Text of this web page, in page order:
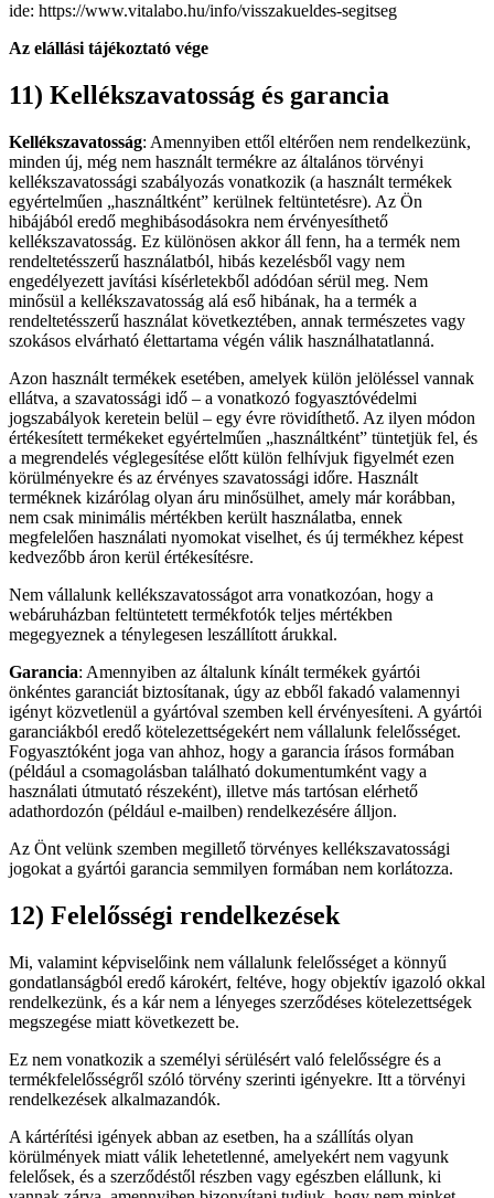
ide: https://www.vitalabo.hu/info/visszakueldes-segitseg
Az elállási tájékoztató vége
11) Kellékszavatosság és garancia
Kellékszavatosság: Amennyiben ettől eltérően nem rendelkezünk,
minden új, még nem használt termékre az általános törvényi
kellékszavatossági szabályozás vonatkozik (a használt termékek
egyértelműen „használtként” kerülnek feltüntetésre). Az Ön
hibájából eredő meghibásodásokra nem érvényesíthető
kellékszavatosság. Ez különösen akkor áll fenn, ha a termék nem
rendeltetésszerű használatból, hibás kezelésből vagy nem
engedélyezett javítási kísérletekből adódóan sérül meg. Nem
minősül a kellékszavatosság alá eső hibának, ha a termék a
rendeltetésszerű használat következtében, annak természetes vagy
szokásos elvárható élettartama végén válik használhatatlanná.
Azon használt termékek esetében, amelyek külön jelöléssel vannak
ellátva, a szavatossági idő – a vonatkozó fogyasztóvédelmi
jogszabályok keretein belül – egy évre rövidíthető. Az ilyen módon
értékesített termékeket egyértelműen „használtként” tüntetjük fel, és
a megrendelés véglegesítése előtt külön felhívjuk figyelmét ezen
körülményekre és az érvényes szavatossági időre. Használt
terméknek kizárólag olyan áru minősülhet, amely már korábban,
nem csak minimális mértékben került használatba, ennek
megfelelően használati nyomokat viselhet, és új termékhez képest
kedvezőbb áron kerül értékesítésre.
Nem vállalunk kellékszavatosságot arra vonatkozóan, hogy a
webáruházban feltüntetett termékfotók teljes mértékben
megegyeznek a ténylegesen leszállított árukkal.
Garancia: Amennyiben az általunk kínált termékek gyártói
önkéntes garanciát biztosítanak, úgy az ebből fakadó valamennyi
igényt közvetlenül a gyártóval szemben kell érvényesíteni. A gyártói
garanciákból eredő kötelezettségekért nem vállalunk felelősséget.
Fogyasztóként joga van ahhoz, hogy a garancia írásos formában
(például a csomagolásban található dokumentumként vagy a
használati útmutató részeként), illetve más tartósan elérhető
adathordozón (például e-mailben) rendelkezésére álljon.
Az Önt velünk szemben megillető törvényes kellékszavatossági
jogokat a gyártói garancia semmilyen formában nem korlátozza.
12) Felelősségi rendelkezések
Mi, valamint képviselőink nem vállalunk felelősséget a könnyű
gondatlanságból eredő károkért, feltéve, hogy objektív igazoló okkal
rendelkezünk, és a kár nem a lényeges szerződéses kötelezettségek
megszegése miatt következett be.
Ez nem vonatkozik a személyi sérülésért való felelősségre és a
termékfelelősségről szóló törvény szerinti igényekre. Itt a törvényi
rendelkezések alkalmazandók.
A kártérítési igények abban az esetben, ha a szállítás olyan
körülmények miatt válik lehetetlenné, amelyekért nem vagyunk
felelősek, és a szerződéstől részben vagy egészben elállunk, ki